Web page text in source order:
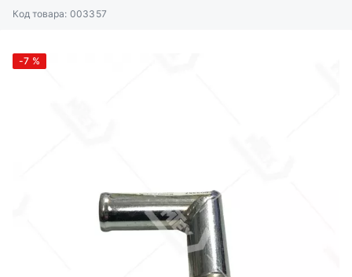
Код товара: 003357
-7 %